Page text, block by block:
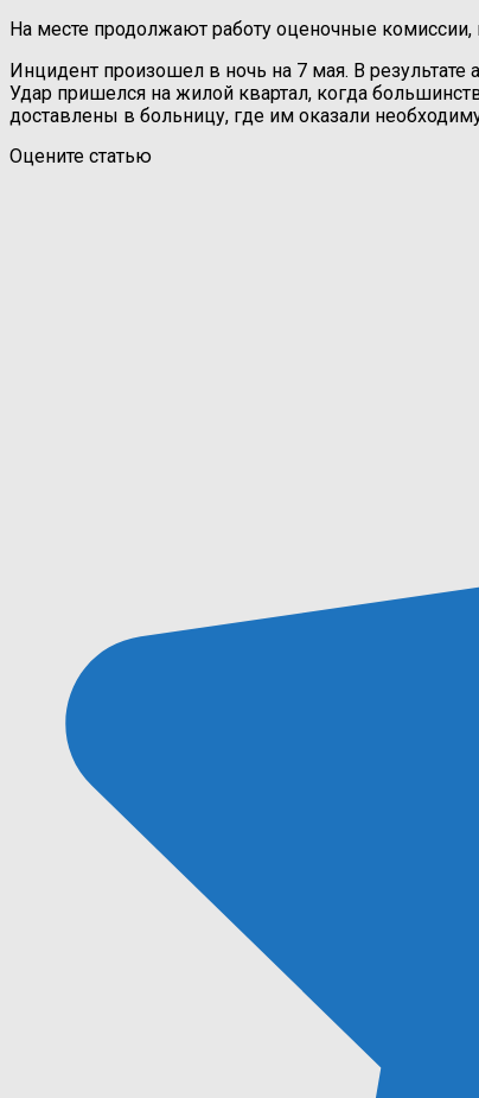
На месте продолжают работу оценочные
Инцидент произошел в ночь на 7 мая. В
Удар пришелся на жилой квартал, когда
доставлены в больницу, где им оказали
Оцените статью